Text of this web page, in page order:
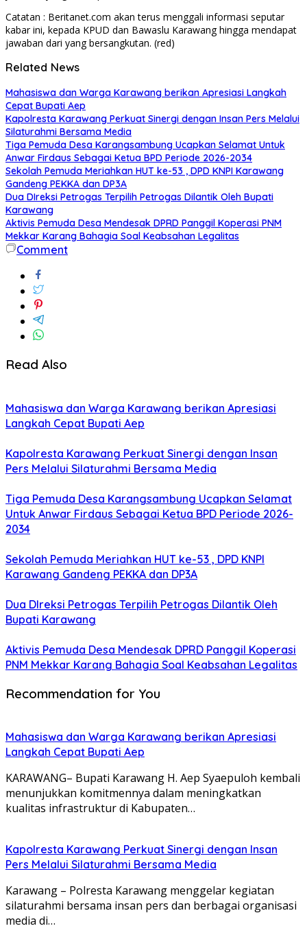
Catatan : Beritanet.com akan terus menggali informasi seputar
kabar ini, kepada KPUD dan Bawaslu Karawang hingga mendapat
jawaban dari yang bersangkutan. (red)
Related News
Mahasiswa dan Warga Karawang berikan Apresiasi Langkah
Cepat Bupati Aep
Kapolresta Karawang Perkuat Sinergi dengan Insan Pers Melalui
Silaturahmi Bersama Media
Tiga Pemuda Desa Karangsambung Ucapkan Selamat Untuk
Anwar Firdaus Sebagai Ketua BPD Periode 2026-2034
Sekolah Pemuda Meriahkan HUT ke-53 , DPD KNPI Karawang
Gandeng PEKKA dan DP3A
Dua DIreksi Petrogas Terpilih Petrogas Dilantik Oleh Bupati
Karawang
Aktivis Pemuda Desa Mendesak DPRD Panggil Koperasi PNM
Mekkar Karang Bahagia Soal Keabsahan Legalitas
Comment
Read Also
Mahasiswa dan Warga Karawang berikan Apresiasi
Langkah Cepat Bupati Aep
Kapolresta Karawang Perkuat Sinergi dengan Insan
Pers Melalui Silaturahmi Bersama Media
Tiga Pemuda Desa Karangsambung Ucapkan Selamat
Untuk Anwar Firdaus Sebagai Ketua BPD Periode 2026-
2034
Sekolah Pemuda Meriahkan HUT ke-53 , DPD KNPI
Karawang Gandeng PEKKA dan DP3A
Dua DIreksi Petrogas Terpilih Petrogas Dilantik Oleh
Bupati Karawang
Aktivis Pemuda Desa Mendesak DPRD Panggil Koperasi
PNM Mekkar Karang Bahagia Soal Keabsahan Legalitas
Recommendation for You
Mahasiswa dan Warga Karawang berikan Apresiasi
Langkah Cepat Bupati Aep
KARAWANG– Bupati Karawang H. Aep Syaepuloh kembali
menunjukkan komitmennya dalam meningkatkan
kualitas infrastruktur di Kabupaten…
Kapolresta Karawang Perkuat Sinergi dengan Insan
Pers Melalui Silaturahmi Bersama Media
Karawang – Polresta Karawang menggelar kegiatan
silaturahmi bersama insan pers dan berbagai organisasi
media di…